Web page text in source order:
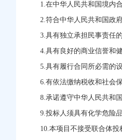
1.在中华人民共和国境内
2.符合中华人民共和国政
3.具有独立承担民事责任
4.具有良好的商业信誉和
5.具有履行合同所必需的
6.有依法缴纳税收和社会
8.承诺遵守中华人民共和
9.投标人须具有化学危险
10.本项目不接受联合体投